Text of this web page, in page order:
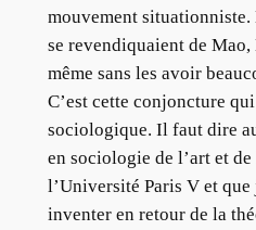
mouvement situationniste.
se revendiquaient de
même sans les avoir
C’est cette conjoncture
sociologique. Il faut dire
en sociologie de l’art et
l’Université Paris V et
inventer en retour de la